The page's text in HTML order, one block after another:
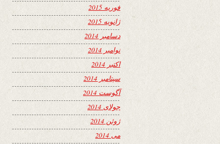
فوریه 2015
ژانویه 2015
دسامبر 2014
نوامبر 2014
اکتبر 2014
سپتامبر 2014
آگوست 2014
جولای 2014
ژوئن 2014
می 2014